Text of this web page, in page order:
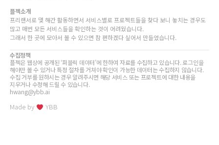
플젝소개
프리랜서로 몇 해간 활동하면서 서비스별로 프로젝트들을 찾다 보니 놓치는 경우도
많고 매번 모든 서비스들을 확인하는 것이 어려웠습니다.
그래서 한 곳에 모아서 볼 수 있으면 참 편하겠다 싶어서 만들었습니다.
수집정책
플젝은 웹상에 공개된 ‘퍼블릭 데이터’에 한하여 자료를 수집하고 있습니다. 로그인을
해야만 볼 수 있거나 특정 절차를 거쳐야 확인이 가능한 데이터는 수집하지 않습니다.
수집 거부를 원하시는 경우 알려주시면 해당 서비스 또는 프로젝트에 대한 내용을
지우거나 수정해 드릴 수 있습니다.
hwang@ybb.ai
Made by YBB